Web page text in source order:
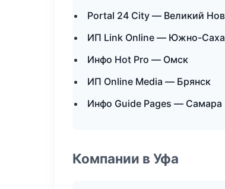
Portal 24 City — Великий
ИП Link Online — Южно-
Инфо Hot Pro — Омск
ИП Online Media — Брянск
Инфо Guide Pages — Самара
Компании в Уфа